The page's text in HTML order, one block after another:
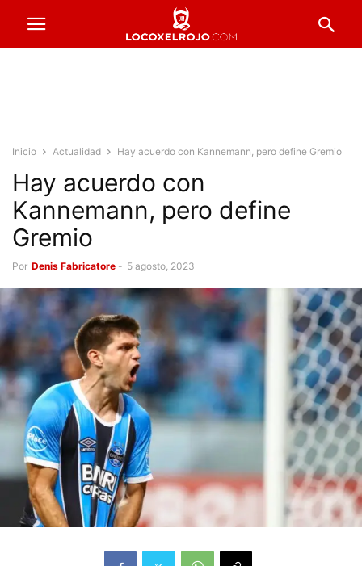
Inicio Actualidad Hay acuerdo con Kannemann, pero define Gremio
Hay acuerdo con
Kannemann, pero define
Gremio
Por Denis Fabricatore - 5 agosto, 2023